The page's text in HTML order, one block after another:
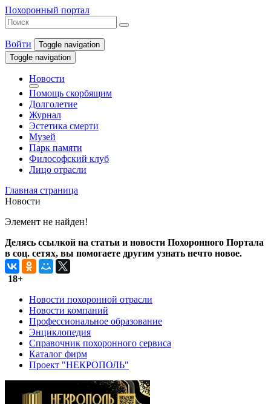
Похоронный портал
Войти
Toggle navigation
Toggle navigation
Новости
Помощь скорбящим
Долголетие
Журнал
Эстетика смерти
Музей
Парк памяти
Философский клуб
Лицо отрасли
Главная страница
Новости
Элемент не найден!
Делясь ссылкой на статьи и новости Похоронного Портала
в соц. сетях, вы помогаете другим узнать нечто новое.
18+
Новости похоронной отрасли
Новости компаний
Профессиональное образование
Энциклопедия
Справочник похоронного сервиса
Каталог фирм
Проект "НЕКРОПОЛЬ"